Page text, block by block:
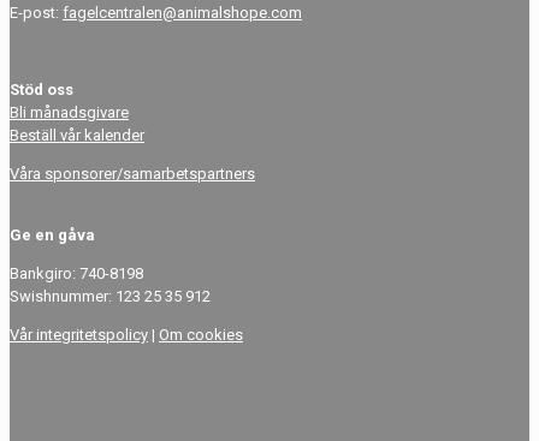
E-post: fagelcentralen@animalshope.com
Stöd oss
Bli månadsgivare
Beställ vår kalender
Våra sponsorer/samarbetspartners
Ge en gåva
Bankgiro: 740-8198
Swishnummer: 123 25 35 912
Vår integritetspolicy | Om cookies